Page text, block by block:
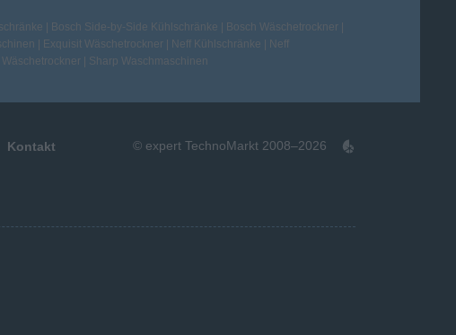
| Bosch Side-by-Side Kühlschränke | Bosch Wäschetrockner |
| Exquisit Wäschetrockner | Neff Kühlschränke | Neff
| Sharp Waschmaschinen
Kontakt © expert TechnoMarkt 2008–2026